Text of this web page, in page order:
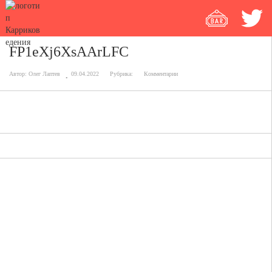
FP1eXj6XsAArLFC
Автор: Олег Лаптев 09.04.2022 Рубрика: Комментарии